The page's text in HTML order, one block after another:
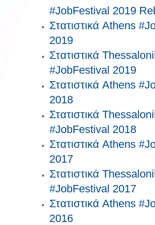
#JobFestival 2019
Στατιστικά Athens
2019
Στατιστικά
#JobFestival 2019
Στατιστικά Athens
2018
Στατιστικά
#JobFestival 2018
Στατιστικά Athens
2017
Στατιστικά
#JobFestival 2017
Στατιστικά Athens
2016